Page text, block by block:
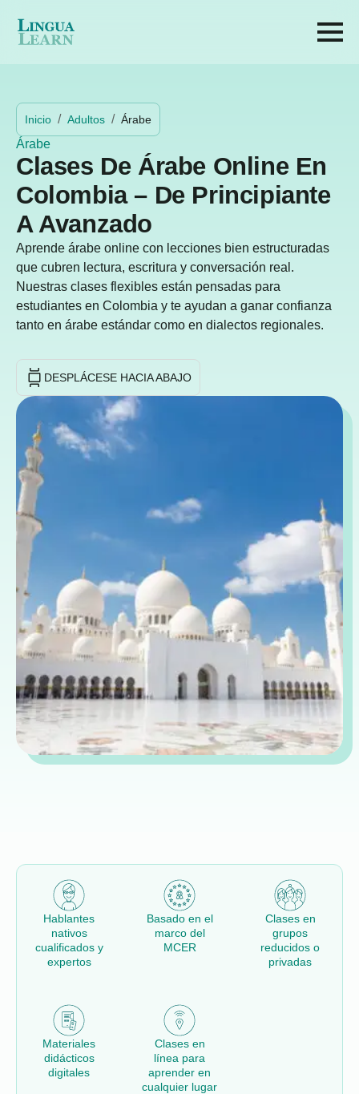
Inicio Adultos Árabe
Árabe
Clases De Árabe Online En
Colombia – De Principiante
A Avanzado
Aprende árabe online con lecciones bien estructuradas
que cubren lectura, escritura y conversación real.
Nuestras clases flexibles están pensadas para
estudiantes en Colombia y te ayudan a ganar confianza
tanto en árabe estándar como en dialectos regionales.
DESPLÁCESE HACIA ABAJO
Hablantes
nativos
cualificados y
expertos
Basado en el
marco del
MCER
Clases en
grupos
reducidos o
privadas
Materiales
didácticos
digitales
Clases en
línea para
aprender en
cualquier lugar